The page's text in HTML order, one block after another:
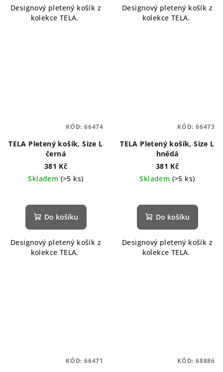
Designový pletený košík z
kolekce TELA.
z
5
Designový pletený košík z
kolekce TELA.
TELA Pletený košík, Size L
černá
381 Kč
Skladem (>5 ks)
hodnocení
produktu
z
5
Do košíku
Designový pletený košík z
kolekce TELA.
KÓD: 66474
TELA Pletený košík, Size L
hnědá
381 Kč
Skladem (>5 ks)
Do košíku
Designový pletený košík z
kolekce TELA.
KÓD: 66473
KÓD: 66471 KÓD: 68886